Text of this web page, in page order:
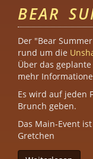
BEAR
Der "Bear
rund um die
Über das
mehr
Es wird auf jeden
Brunch geben.
Das Main-Event
Gretchen